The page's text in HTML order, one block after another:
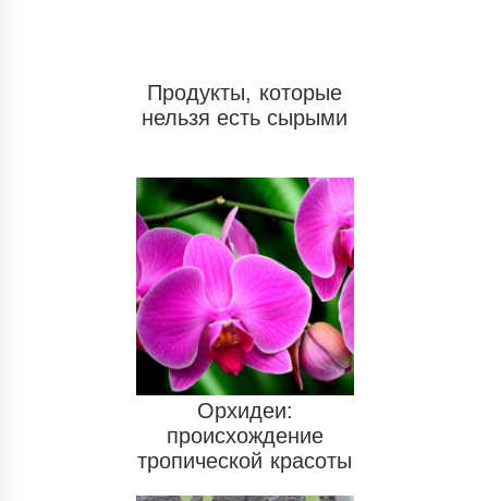
Продукты, которые
нельзя есть сырыми
Орхидеи:
происхождение
тропической красоты